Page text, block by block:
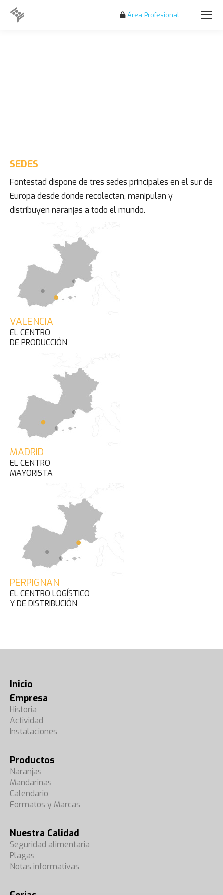
Área Profesional
Buscar:
SEDES
Fontestad dispone de tres sedes principales en el sur de
Europa desde donde recolectan, manipulan y
distribuyen naranjas a todo el mundo.
VALENCIA
EL CENTRO
DE PRODUCCIÓN
MADRID
EL CENTRO
MAYORISTA
PERPIGNAN
EL CENTRO LOGÍSTICO
Y DE DISTRIBUCIÓN
Inicio
Empresa
Historia
Actividad
Instalaciones
Productos
Naranjas
Mandarinas
Calendario
Formatos y Marcas
Nuestra Calidad
Seguridad alimentaria
Plagas
Notas informativas